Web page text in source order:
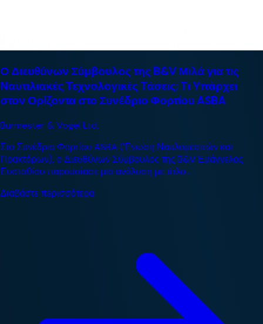
Ο Διευθύνων Σύμβουλος της B&V Μιλά για τις
Ναυτιλιακές Τεχνολογικές Τάσεις: Τι Υπάρχει
στον Ορίζοντα στο Συνέδριο Φορτίου ASBA
Burmester & Vogel Ltd.
Στο Συνέδριο Φορτίου ASBA (Ένωση Ναυλομεσιτών και
Πρακτόρων), ο Διευθύνων Σύμβουλος της B&V Ευάγγελος
Ευσταθίου παρουσίασε μια ανάλυση με τίτλο...
Διαβάστε περισσότερα